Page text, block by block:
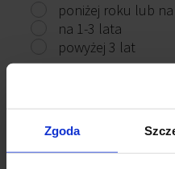
Zgoda
Przeczytaj
poniżej roku lub
na 1-3 lata
powyżej 3 lat